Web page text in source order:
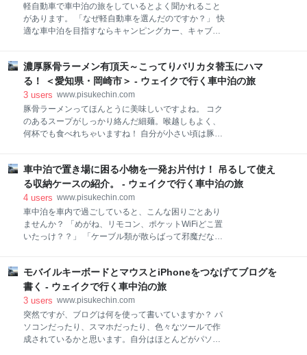
思います。 無事に200記事達成を迎えましたが、まだ
まだ弱小ブログで細々とやっているのが現状です。は
てブ、グーグル砲被弾の経験もなく、被弾されている
す。 ブログは読んでもらってなんぼ。 アクセス数やア
ドセンスなどの収益も気になる所です。 そこで今回
は、200記事書
軽自動車で車中泊の旅をしているとよく聞かれること
があります。 「なぜ軽自動車を選んだのですか？」 快
適な車中泊を目指すならキャンピングカー、キャブコ
れても不思議ではありません。 そこで今回は、車中泊
に軽自動車を選んだ理由、おススメポイントを今まで
の車中泊経験から紹介したいと思います。 車中泊の魅
力 車中泊できる車 維持費を考えてみる 軽自動車を選
んだ理由 維持費が安い 一人旅には十分な室内空間 狭
い道でも気にせず入っていける いつでも元通り おすす
す。好きな時、思い立ったらすぐに旅に出られる、旅
館の予約も不要、好きな場所に泊まれることだと思い
ます。 キャンプと違い設営の手間も不要、次の目的地
にすぐに
濃厚豚骨ラーメン有頂天～こってりバリカタ替玉にハマ
る！ ＜愛知県・岡崎市＞ - ウェイクで行く車中泊の旅
3 users www.pisukechin.com
豚骨ラーメンってほんとうに美味しいですよね。 コク
のあるスープがしっかり絡んだ細麺。喉越しもよく、
何杯でも食べれちゃいますね！ 自分が小さい頃は豚骨
んかもあったかな。豚骨ラーメンのお店自体が住んで
いた地域にはなかった気がします。 そんな豚骨ラーメ
ンと無縁だった自分が初めてその味を知ったのは、忘
れもしない、秋葉原の九州じゃんがららあめんです。
今から20年以上も前、細麺と豚骨スープの衝撃は今も
忘れられません！豚骨好きになった原点がここにあり
る、「濃厚とんこつラーメン有頂天」さんです。本丸
亭から派生したお店のようで、濃厚な豚骨ラーメンを
味わえます。 今回は「濃厚とんこつらーめん有頂天」
を紹介したいと思います。
車中泊で置き場に困る小物を一発お片付け！ 吊るして使え
る収納ケースの紹介。 - ウェイクで行く車中泊の旅
4 users www.pisukechin.com
車中泊を車内で過ごしていると、こんな困りごとあり
ませんか？ 「めがね、リモコン、ポケットWiFiどこ置
いたっけ？？」 「ケーブル類が散らばって邪魔だな
かと思います。置いた場所を忘れたり、気づかず服の
ポケットから落としたり。まだ車内であれば探せば済
みますが、車外に落としたら大変です。 普段から小物
はグローブボックス等に雑然と入れていましたが、
「もう少し綺麗にしかもすぐ手の届くところに置けな
いかなぁ」と思っていたところ、「これは使えそ
モバイルキーボードとマウスとiPhoneをつなげてブログを
書く - ウェイクで行く車中泊の旅
3 users www.pisukechin.com
突然ですが、ブログは何を使って書いていますか？ パ
ソコンだったり、スマホだったり、色々なツールで作
成されているかと思います。自分はほとんどがパソコ